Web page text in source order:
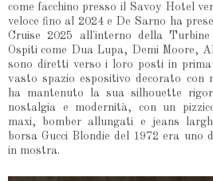
come facchino presso il Savoy Hotel
veloce fino al 2024 e De Sarno ha
Cruise 2025 all'interno della
Ospiti come Dua Lupa, Demi Moore,
sono diretti verso i loro posti in
vasto spazio espositivo decorato con
ha mantenuto la sua silhouette
nostalgia e modernità, con un
maxi, bomber allungati e jeans
borsa Gucci Blondie del 1972 era uno
in mostra.